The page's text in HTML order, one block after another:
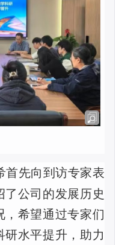
首先向到访专家表
公司的发展历史
，希望通过专家们
研水平提升，助力